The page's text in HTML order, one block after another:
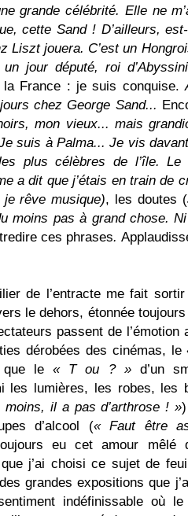
grande célébrité. Elle ne
cette Sand ! D’ailleurs,
Liszt jouera. C’est un
jour député, roi
la France : je suis conquise.
chez George Sand...
mon vieux... mais
suis à Palma... Je vis
plus célèbres de l’île. Le
a dit que j’étais en train de
rêve musique), les doutes (
moins pas à grand chose.
ces phrases.
de l’entracte me fait
le dehors, étonnée
passent de
dérobées des cinémas, le
que le« T ou ? » d’un
les lumières, les robes, les
il a pas d’arthrose ! »)
d’alcool (« Faut être
eu cet amour mêlé
j’ai choisi ce sujet de
grandes expositions que
indéfinissable où